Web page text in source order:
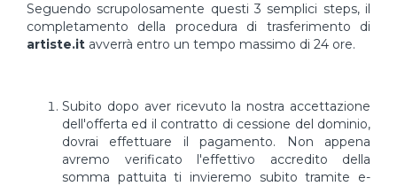
Seguendo scrupolosamente questi 3 semplici steps, il
completamento della procedura di trasferimento di
artiste.it avverrà entro un tempo massimo di 24 ore.
Subito dopo aver ricevuto la nostra accettazione
dell'offerta ed il contratto di cessione del dominio,
dovrai effettuare il pagamento. Non appena
avremo verificato l'effettivo accredito della
somma pattuita ti invieremo subito tramite e-